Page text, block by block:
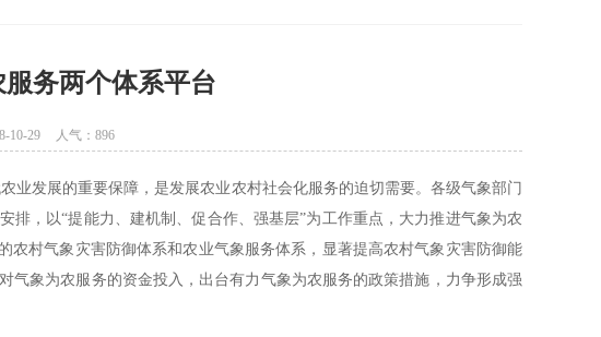
务两个体系平台
10-29 人气： 896
业发展的重要保障，是发展农业农村社会化服务的迫切需要。各级气象部门
，以“提能力、建机制、促合作、强基层”为工作重点，大力推进气象为农
农村气象灾害防御体系和农业气象服务体系，显著提高农村气象灾害防御能
象为农服务的资金投入，出台有力气象为农服务的政策措施，力争形成强